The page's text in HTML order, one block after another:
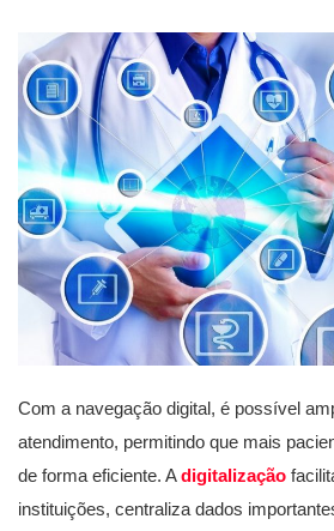
Com a navegação digital, é possível
atendimento, permitindo que mais
de forma eficiente. Adigitalização
instituições, centraliza dados